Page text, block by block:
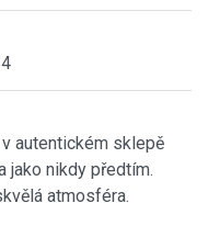
autentickém sklepě
jako nikdy předtím.
atmosféra.